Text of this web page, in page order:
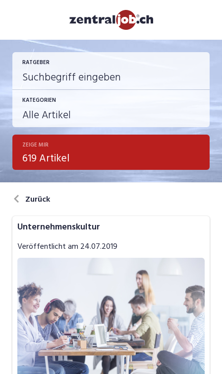
RATGEBER
KATEGORIEN
Berufsbilder
Bewerbung
Job-News
Job-Storys
Video
ZEIGE MIR
619 Artikel
Zurück
Unternehmenskultur
Veröffentlicht am 24.07.2019